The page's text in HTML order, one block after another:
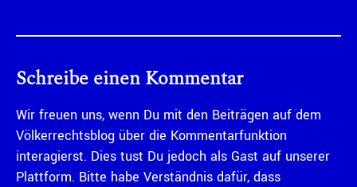
Schreibe einen Kommentar
Wir freuen uns, wenn Du mit den Beiträgen auf dem
Völkerrechtsblog über die Kommentarfunktion
interagierst. Dies tust Du jedoch als Gast auf unserer
Plattform. Bitte habe Verständnis dafür, dass